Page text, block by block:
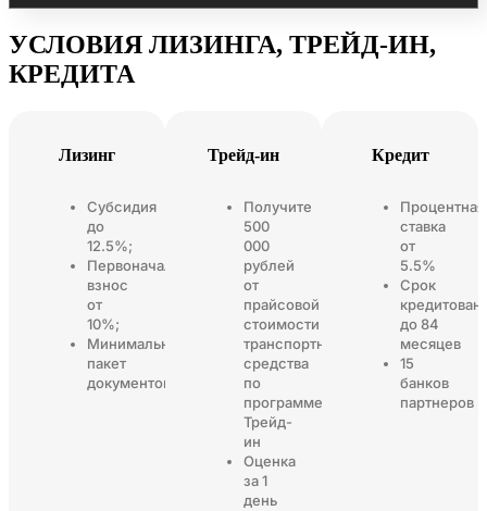
УСЛОВИЯ ЛИЗИНГА, ТРЕЙД-ИН,
КРЕДИТА
Лизинг
Субсидия
до
12.5%;
Первоначальный
взнос
от
10%;
Минимальный
пакет
документов
Трейд-ин
Получите
500
000
рублей
от
прайсовой
стоимости
транспортного
средства
по
программе
Трейд-
ин
Оценка
за 1
день
Кредит
Процентная
ставка
от
5.5%
Срок
до 84
месяцев
15
банков
партнеров